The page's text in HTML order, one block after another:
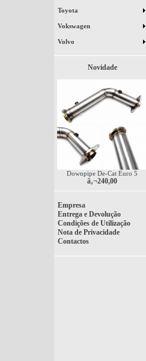
Toyota
Vokswagen
Volvo
Novidade
Downpipe De-Cat Euro 5
â‚¬240,00
Empresa
Entrega e Devolução
Condições de Utilização
Nota de Privacidade
Contactos